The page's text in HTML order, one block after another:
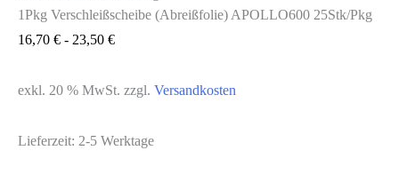
1Pkg Verschleißscheibe (Abreißfolie) APOLLO600 25Stk/Pkg
16,70 € - 23,50 €
exkl. 20 % MwSt. zzgl. Versandkosten
Lieferzeit: 2-5 Werktage